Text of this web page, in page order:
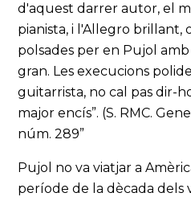
d'aquest darrer autor, el
pianista, i l'Allegro brillant,
polsades per en Pujol
gran. Les execucions
guitarrista, no cal pas dir-
major encís”. (S. RMC.
núm. 289”
Pujol no va viatjar a
període de la dècada dels